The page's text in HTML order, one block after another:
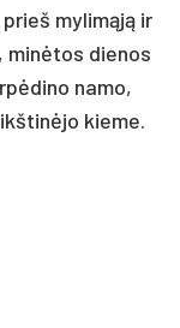
mylimąją ir
minėtos dienos
namo,
kieme.